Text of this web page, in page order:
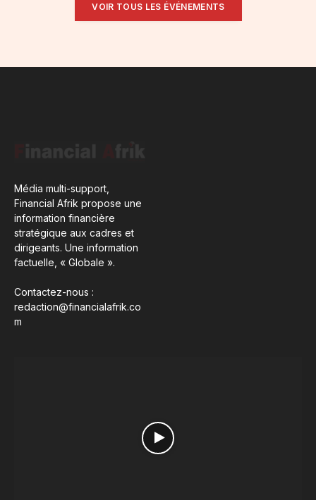
VOIR TOUS LES ÉVÉNEMENTS
Média multi-support,
Financial Afrik propose une
information financière
stratégique aux cadres et
dirigeants. Une information
factuelle, « Globale ».
Contactez-nous :
redaction@financialafrik.co
m